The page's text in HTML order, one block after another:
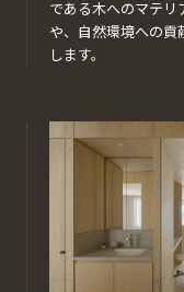
である木へのマテリ
や、自然環境への貢
します。